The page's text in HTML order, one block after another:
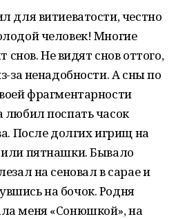
для витиеватости, честно
человек! Многие
снов. Не видят снов оттого,
за ненадобности. А сны по
фрагментарности
любил поспать часок
После долгих игрищ на
пятнашки. Бывало
на сеновал в сарае и
на бочок. Родня
меня «Сонюшкой», на